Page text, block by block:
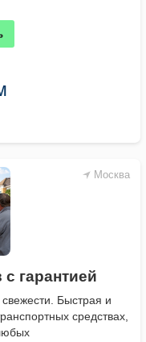
Москва
гарантией
свежести. Быстрая и
средствах,